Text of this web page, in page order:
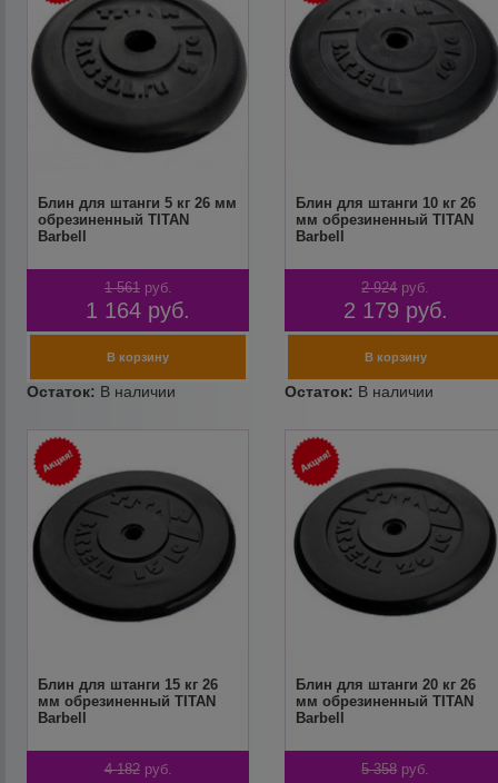
Блин для штанги 5 кг 26 мм
обрезиненный TITAN
Barbell
1 561 руб.
1 164 руб.
Блин для штанги 10 кг 26
мм обрезиненный TITAN
Barbell
2 924 руб.
2 179 руб.
Блин для штанги 15 кг 26
мм обрезиненный TITAN
Barbell
4 182 руб.
Блин для штанги 20 кг 26
мм обрезиненный TITAN
Barbell
5 358 руб.